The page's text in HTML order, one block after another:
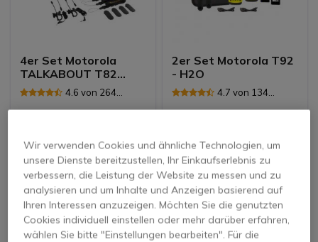
4er Set Motorola
TALKABOUT T82
Extreme4.6 von 264
126,95 € -12%
2er Set Motorola T92
- H2O
4.7 von 134
77,95 € -29%
Inkl. MwSt.
IconTopseller IconTopseller
Wir verwenden Cookies und ähnliche Technologien, um
unsere Dienste bereitzustellen, Ihr Einkaufserlebnis zu
verbessern, die Leistung der Website zu messen und zu
analysieren und um Inhalte und Anzeigen basierend auf
Ihren Interessen anzuzeigen. Möchten Sie die genutzten
Cookies individuell einstellen oder mehr darüber erfahren,
wählen Sie bitte "Einstellungen bearbeiten". Für die